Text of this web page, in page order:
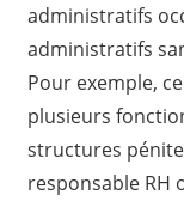
administratifs
administratifs
Pour exemple,
plusieurs
structures
responsable RH